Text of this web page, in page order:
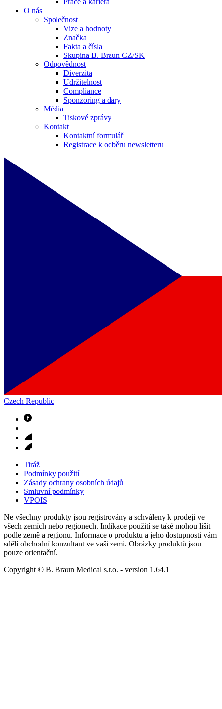
Práce a kariéra
O nás
Společnost
Vize a hodnoty
Značka
Fakta a čísla
Skupina B. Braun CZ/SK
Odpovědnost
Diverzita
Udržitelnost
Compliance
Sponzoring a dary
Média
Tiskové zprávy
Kontakt
Kontaktní formulář
Registrace k odběru newsletteru
Czech Republic
Tiráž
Podmínky použití
Zásady ochrany osobních údajů
Smluvní podmínky
VPOIS
Ne všechny produkty jsou registrovány a schváleny k prodeji ve
všech zemích nebo regionech. Indikace použití se také mohou lišit
podle země a regionu. Informace o produktu a jeho dostupnosti vám
sdělí obchodní konzultant ve vaši zemi. Obrázky produktů jsou
pouze orientační.
Copyright © B. Braun Medical s.r.o. - version 1.64.1